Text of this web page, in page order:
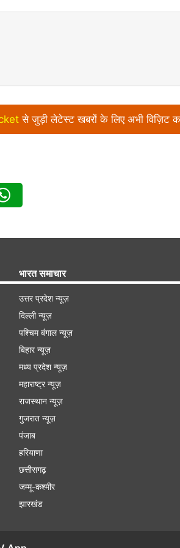
से जुड़ी लेटेस्ट खबरों के लिए अभी विज़िट
भारत समाचार
उत्तर प्रदेश न्यूज़
दिल्ली न्यूज़
पश्चिम बंगाल न्यूज़
बिहार न्यूज़
मध्य प्रदेश न्यूज़
महाराष्ट्र न्यूज़
राजस्थान न्यूज़
गुजरात न्यूज़
पंजाब
हरियाणा
छत्तीसगढ़
जम्मू-कश्मीर
झारखंड